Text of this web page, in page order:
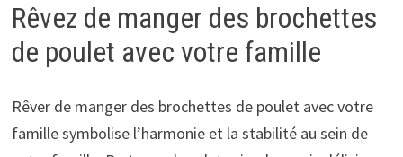
Rêvez de manger des brochettes
de poulet avec votre famille
Rêver de manger des brochettes de poulet avec votre
famille symbolise l’harmonie et la stabilité au sein de